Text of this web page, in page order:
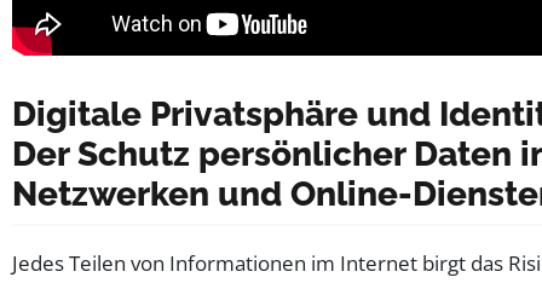
Digitale Privatsphäre und
Der Schutz persönlicher Daten
Netzwerken und Online-
Jedes Teilen von Informationen im Internet birgt das